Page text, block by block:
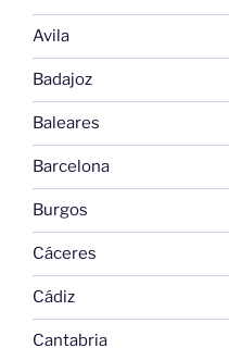
Avila
Badajoz
Baleares
Barcelona
Burgos
Cáceres
Cádiz
Cantabria